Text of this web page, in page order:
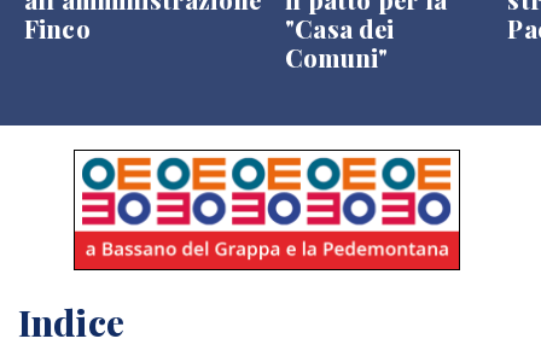
Finco
"Casa dei
Comuni"
Indice